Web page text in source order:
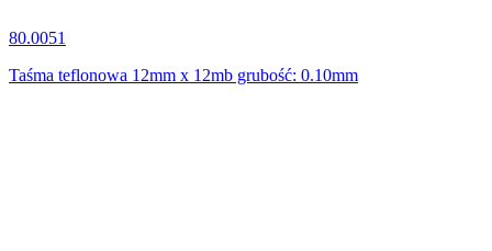
80.0051
Taśma teflonowa 12mm x 12mb grubość: 0.10mm